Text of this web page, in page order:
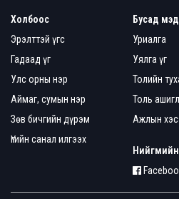
Холбоос
Эрэлттэй үгс
Гадаад үг
Улс орны нэр
Аймаг, сумын нэр
Зөв бичгийн дүрэм
Үгийн санал илгээх
Бусад
Уриалга
Уялга үг
Толийн
Толь
Ажлын
Нийгмийн